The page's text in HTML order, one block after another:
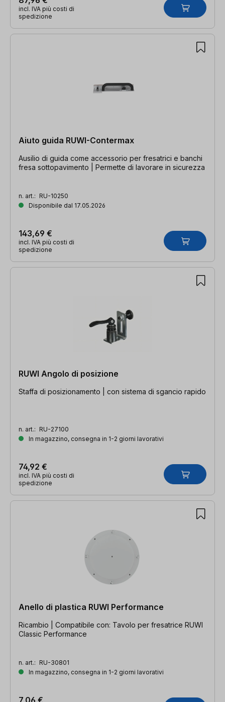
incl. IVA più costi di
spedizione
Aiuto guida RUWI-Contermax
Ausilio di guida come accessorio per fresatrici e banchi
fresa sottopavimento | Permette di lavorare in sicurezza
n. art.: RU-10250
Disponibile dal 17.05.2026
143,69 €
incl. IVA più costi di
spedizione
RUWI Angolo di posizione
Staffa di posizionamento | con sistema di sgancio rapido
n. art.: RU-27100
In magazzino, consegna in 1-2 giorni lavorativi
74,92 €
incl. IVA più costi di
spedizione
Anello di plastica RUWI Performance
Ricambio | Compatibile con: Tavolo per fresatrice RUWI
Classic Performance
n. art.: RU-30801
In magazzino, consegna in 1-2 giorni lavorativi
7,06 €